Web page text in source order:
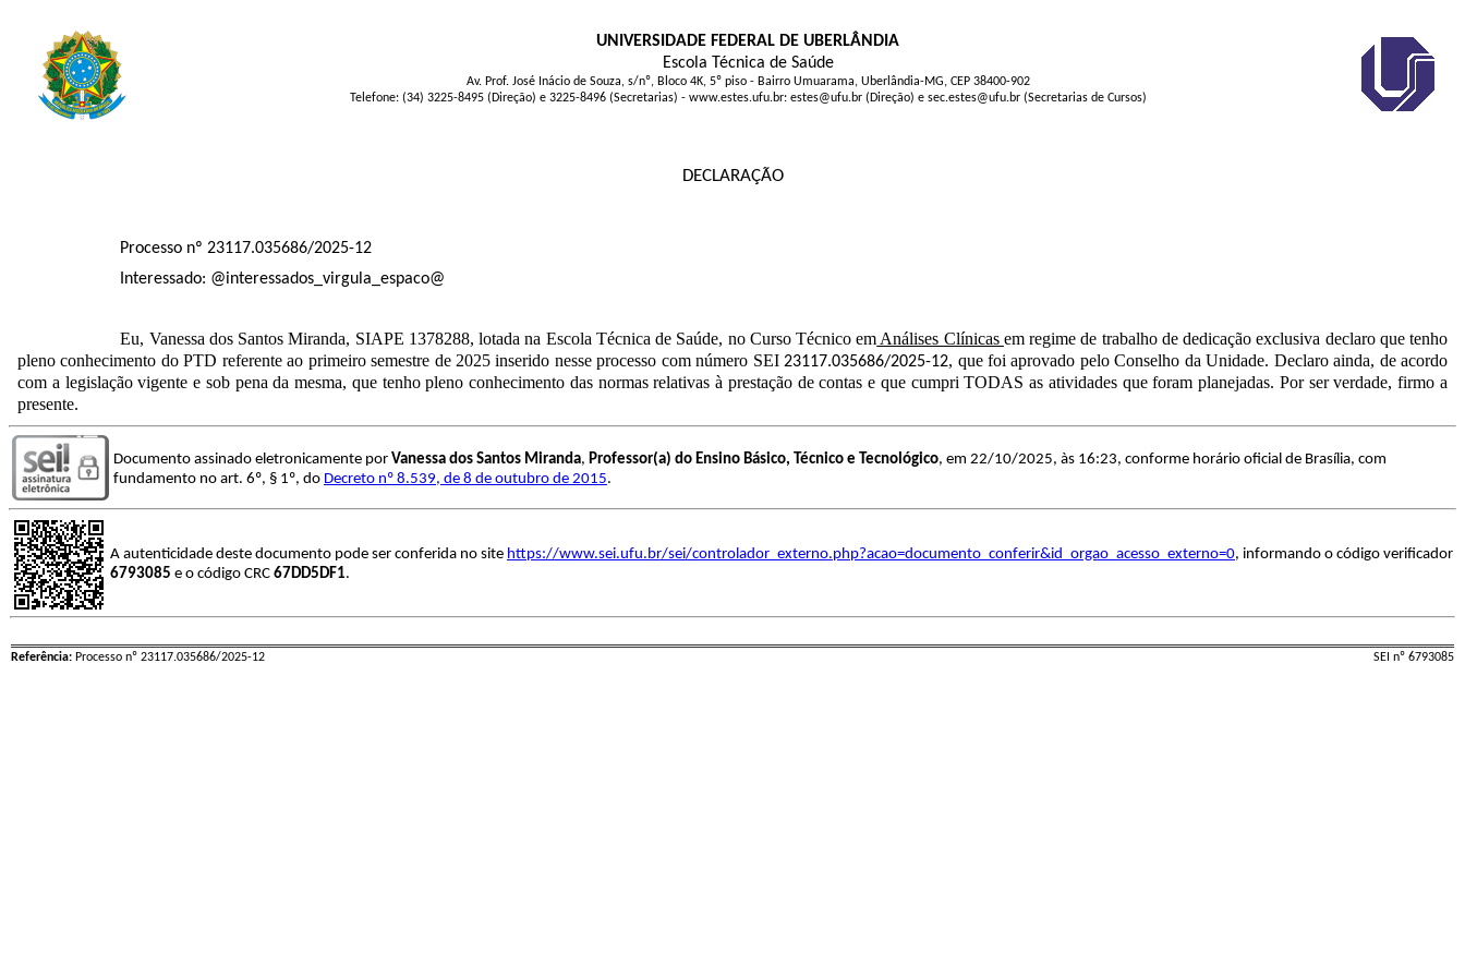
UNIVERSIDADE FEDERAL DE UBERLÂNDIA
Escola Técnica de Saúde
Av. Prof. José Inácio de Souza, s/nº, Bloco 4K, 5º piso - Bairro Umuarama, Uberlândia-MG, CEP 38400-902
Telefone: (34) 3225-8495 (Direção) e 3225-8496 (Secretarias) - www.estes.ufu.br: estes@ufu.br (Direção) e sec.estes@ufu.br (Secretarias de Cursos)
DECLARAÇÃO
Processo nº 23117.035686/2025-12
Interessado: @interessados_virgula_espaco@
Eu, Vanessa dos Santos Miranda, SIAPE 1378288, lotada na Escola Técnica de Saúde, no Curso Técnico em Análises Clínicas em regime de trabalho de dedicação exclusiva declaro que tenho
pleno conhecimento do PTD referente ao primeiro semestre de 2025 inserido nesse processo com número SEI 23117.035686/2025-12, que foi aprovado pelo Conselho da Unidade. Declaro ainda, de acordo
com a legislação vigente e sob pena da mesma, que tenho pleno conhecimento das normas relativas à prestação de contas e que cumpri TODAS as atividades que foram planejadas. Por ser verdade, firmo a
presente.
Documento assinado eletronicamente por Vanessa dos Santos Miranda, Professor(a) do Ensino Básico, Técnico e Tecnológico, em 22/10/2025, às 16:23, conforme horário oficial de Brasília, com
fundamento no art. 6º, § 1º, do Decreto nº 8.539, de 8 de outubro de 2015.
A autenticidade deste documento pode ser conferida no site https://www.sei.ufu.br/sei/controlador_externo.php?acao=documento_conferir&id_orgao_acesso_externo=0, informando o código verificador
6793085 e o código CRC 67DD5DF1.
Referência: Processo nº 23117.035686/2025-12 SEI nº 6793085